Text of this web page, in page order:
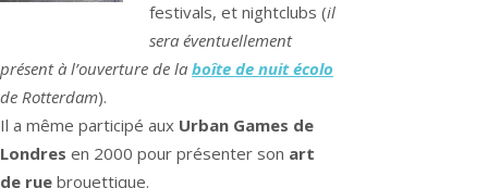
festivals, et nightclubs (il
sera éventuellement
présent à l’ouverture de la boîte de nuit écolo
de Rotterdam).
Il a même participé aux Urban Games de
Londres en 2000 pour présenter son art
de rue brouettique.